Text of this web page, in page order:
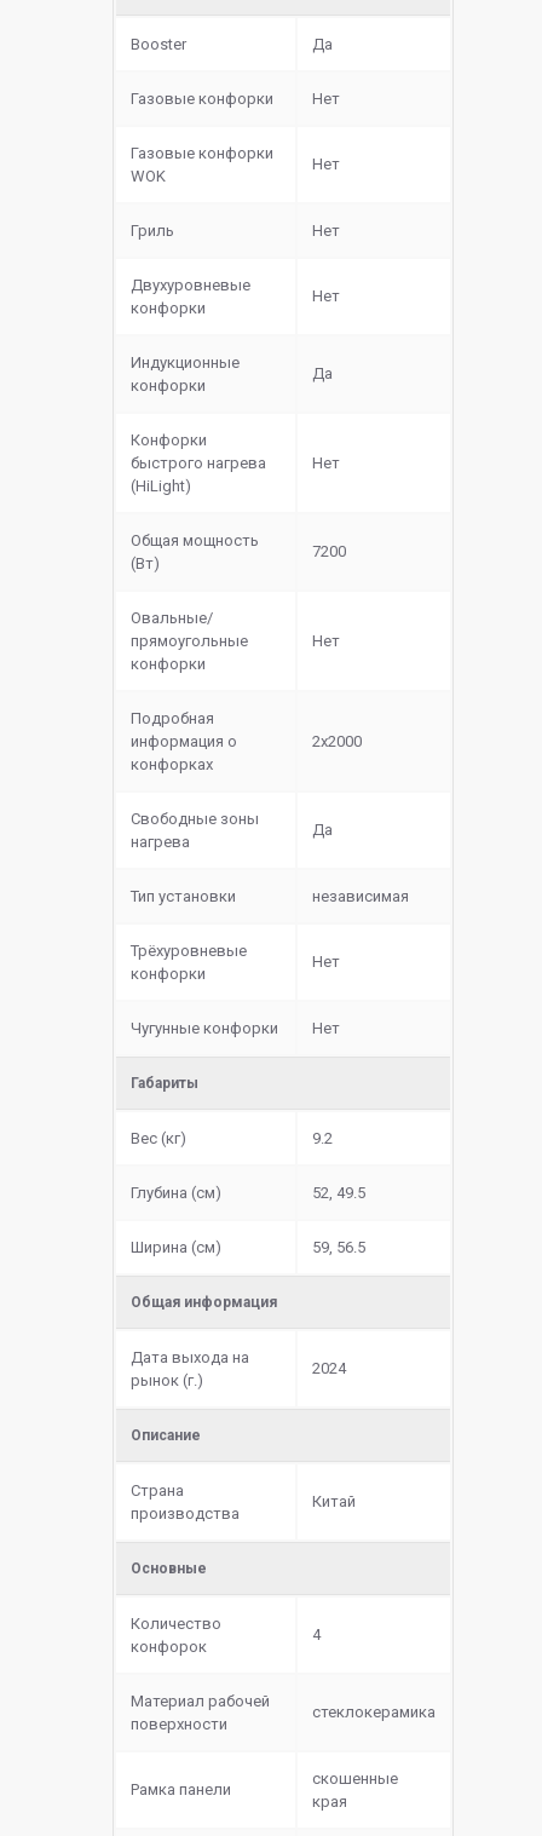
Booster Да
Газовые конфорки Нет
Газовые конфорки
WOK
Нет
Гриль Нет
Двухуровневые
конфорки
Нет
Индукционные
конфорки
Да
Конфорки
быстрого нагрева
(HiLight)
Нет
Общая мощность
(Вт)
7200
Овальные/
прямоугольные
конфорки
Нет
Подробная
информация о
конфорках
2х2000
Свободные зоны
нагрева
Да
Тип установки независимая
Трёхуровневые
конфорки
Нет
Чугунные конфорки Нет
Габариты
Вес (кг) 9.2
Глубина (см) 52, 49.5
Ширина (см) 59, 56.5
Общая информация
Дата выхода на
рынок (г.)
2024
Описание
Страна
производства
Китай
Основные
Количество
конфорок
4
Материал рабочей
поверхности
cтеклокерамика
Рамка панели
скошенные
края